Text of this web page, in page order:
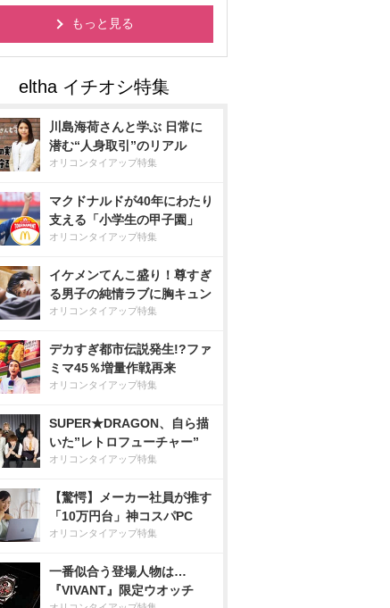
もっと見る
川島海荷さんと学ぶ 日常に
潜む“人身取引”のリアル
オリコンタイアップ特集
マクドナルドが40年にわたり
支える「小学生の甲子園」
オリコンタイアップ特集
イケメンてんこ盛り！尊すぎ
る男子の純情ラブに胸キュン
オリコンタイアップ特集
デカすぎ都市伝説発生!?ファ
ミマ45％増量作戦再来
オリコンタイアップ特集
SUPER★DRAGON、自ら描
いた”レトロフューチャー”
オリコンタイアップ特集
【驚愕】メーカー社員が推す
「10万円台」神コスパPC
オリコンタイアップ特集
一番似合う登場人物は…
『VIVANT』限定ウオッチ